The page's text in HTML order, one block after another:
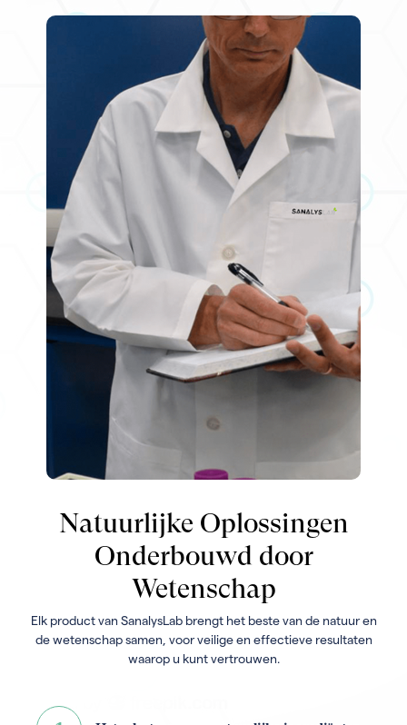
Natuurlijke Oplossingen
Onderbouwd door
Wetenschap
Elk product van SanalysLab brengt het beste van de natuur en
de wetenschap samen, voor veilige en effectieve resultaten
waarop u kunt vertrouwen.